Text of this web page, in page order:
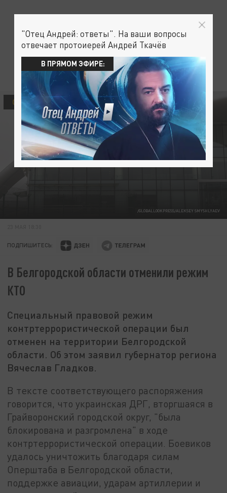
/GLOBALLOOKPRESS/ALEKSEY SMYSHLYAEV
ОБЩЕСТВО
ПОДПИШИТЕСЬ:
В Белгородской области отменили режим
КТО
Специальный правовой режим
контртеррористической операции был
отменен на территории Белгородской
области. Об этом заявил губернатор региона
Вячеслав Гладков.
В тексте соответствующего распоряжения
говорится, что украинская ДРГ, вторгшаяся в
Грайворонский городской округ, "была
блокирована и разгромлена" в ходе
контртеррористической операции. Боевиков
удалось уничтожить благодаря силам
Оперштаба в Белгородской области,
поддержке авиации, ударам артиллерии и
"Отец Андрей: ответы". На ваши вопросы
отвечает протоиерей Андрей Ткачёв
В ПРЯМОМ ЭФИРЕ: